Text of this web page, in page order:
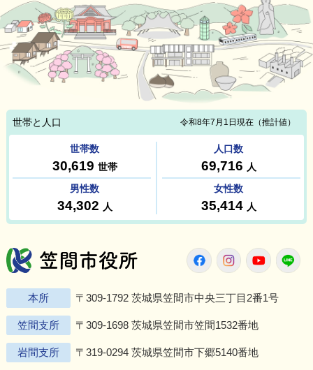
笠間市役所
TwitterFacebookInstagram
本所 〒309-1792 茨城県笠間市中央三丁目2番1号
笠間支所 〒309-1698 茨城県笠間市笠間1532番地
岩間支所 〒319-0294 茨城県笠間市下郷5140番地